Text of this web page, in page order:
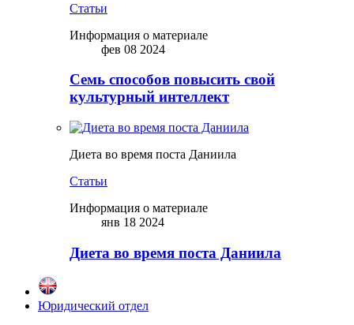
Статьи
Информация о материале
фев 08 2024
Семь способов повысить свой
культурный интеллект
Диета во время поста Даниила
Статьи
Информация о материале
янв 18 2024
Диета во время поста Даниила
Юридический отдел